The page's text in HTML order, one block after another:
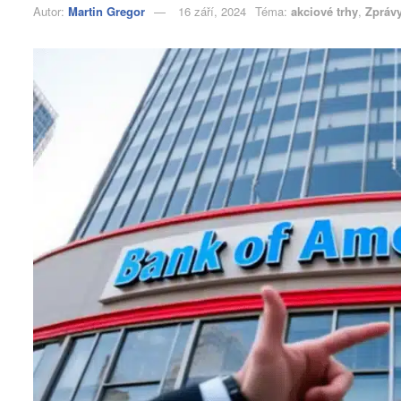
Autor: Martin Gregor 16 září, 2024 Téma: akciové trhy,